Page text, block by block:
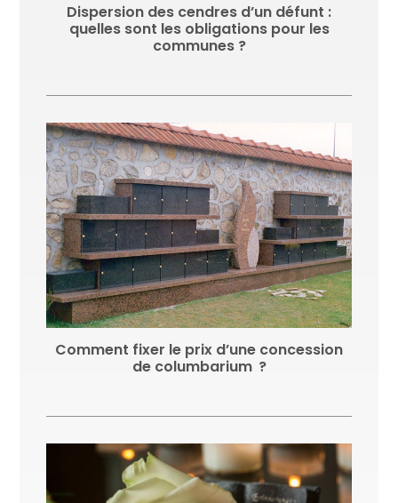
Dispersion des cendres d’un défunt :
quelles sont les obligations pour les
communes ?
Comment fixer le prix d’une concession
de columbarium ?